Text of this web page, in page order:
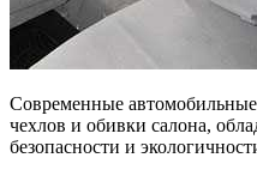
Современные
чехлов и обивки салона,
безопасности и